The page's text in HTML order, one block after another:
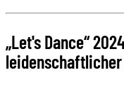
„Let's Dance“